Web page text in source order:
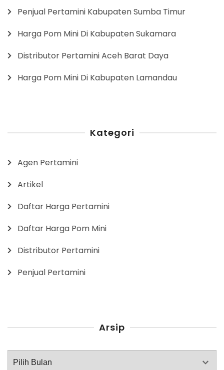
Penjual Pertamini Kabupaten Sumba Timur
Harga Pom Mini Di Kabupaten Sukamara
Distributor Pertamini Aceh Barat Daya
Harga Pom Mini Di Kabupaten Lamandau
Kategori
Agen Pertamini
Artikel
Daftar Harga Pertamini
Daftar Harga Pom Mini
Distributor Pertamini
Penjual Pertamini
Arsip
Arsip